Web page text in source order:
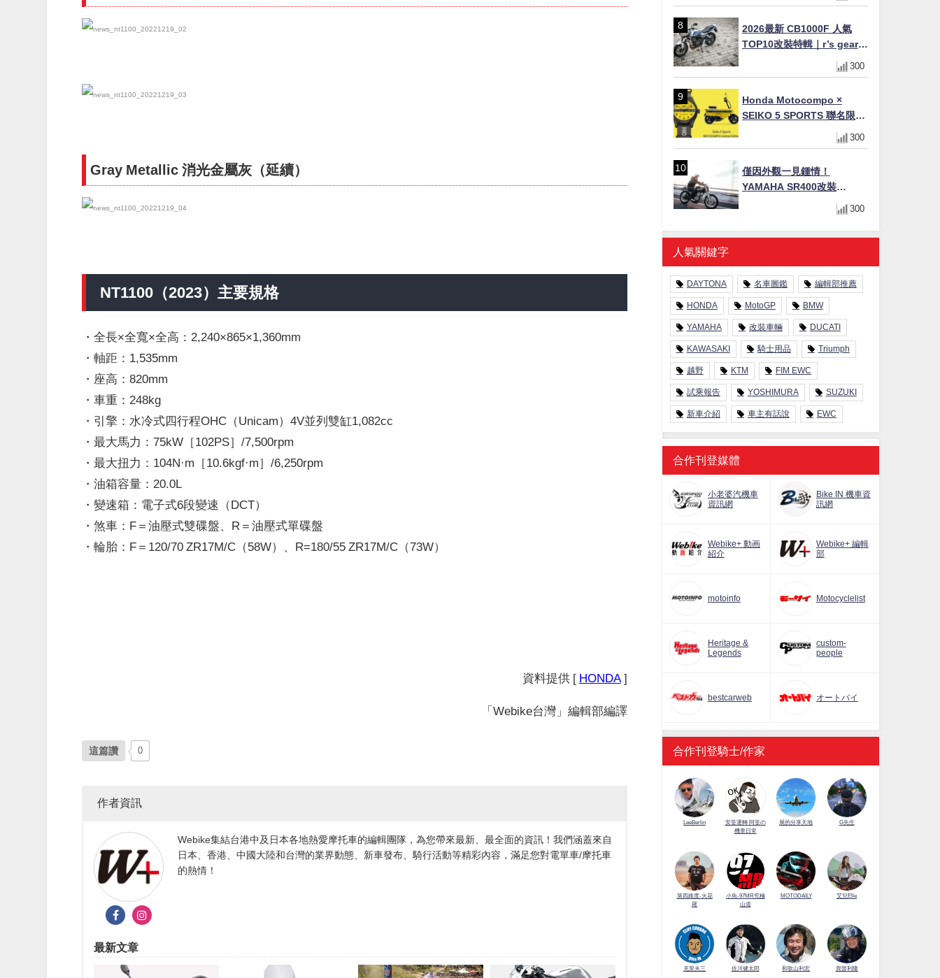
Gray Metallic 消光金屬灰（延續）
NT1100（2023）主要規格
・全長×全寬×全高：2,240×865×1,360mm
・軸距：1,535mm
・座高：820mm
・車重：248kg
・引擎：水冷式四行程OHC（Unicam）4V並列雙缸1,082cc
・最大馬力：75kW［102PS］/7,500rpm
・最大扭力：104N·m［10.6kgf·m］/6,250rpm
・油箱容量：20.0L
・變速箱：電子式6段變速（DCT）
・煞車：F＝油壓式雙碟盤、R＝油壓式單碟盤
・輪胎：F＝120/70 ZR17M/C（58W）、R=180/55 ZR17M/C（73W）
資料提供 [ HONDA]
「Webike台灣」編輯部編譯
這篇讚 0
作者資訊
Webike集結台港中及日本各地熱愛摩托車的編輯團隊，為您帶來最新、最全面的資訊！我們涵蓋來自
日本、香港、中國大陸和台灣的業界動態、新車發布、騎行活動等精彩內容，滿足您對電單車/摩托車
的熱情！
最新文章
2026最新 CB1000F 人氣
TOP10改裝特輯｜r’s gear鈦
合金排氣管、OHLINS TTX
後避震、HONDA頭燈整流罩
300
Honda Motocompo ×
SEIKO 5 SPORTS 聯名限量
錶登場！重現黃色車身、油
箱開關等經典設計
300
僅因外觀一見鍾情！
YAMAHA SR400改裝
Tracker風格｜ 女車主的機車
300
人氣關鍵字
DAYTONA 名車圖鑑 編輯部推薦
HONDA MotoGP BMW
YAMAHA 改裝車輛 DUCATI
KAWASAKI 騎士用品 Triumph
越野 KTM FIM EWC
試乘報告 YOSHIMURA SUZUKI
新車介紹 車主有話說 EWC
合作刊登媒體
小老婆汽機車
資訊網
Bike IN 機車資
訊網
Webike+ 動画
紹介
Webike+ 編輯
部
motoinfo Motocyclelist
Heritage &
Legends
custom-
people
bestcarweb オートバイ
合作刊登騎士/作家
LeeBerlin
安筌運轉 阿筌の
機車日常
展的分享天地 G先生
第四維度-火花
羅
小魚-97MR究極
山道
MOTODAILY 艾兒Elle
克里夫三 佐川健太郎 和歌山利宏 賀曾利隆